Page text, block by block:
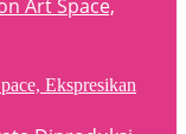
Ekspresikan